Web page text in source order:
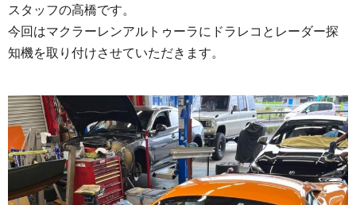
スタッフの高橋です。
今回はマクラーレンアルトゥーラにドラレコとレーダー探
知機を取り付けさせていただきます。